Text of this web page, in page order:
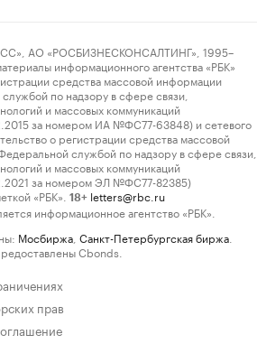
АО «РОСБИЗНЕСКОНСАЛТИНГ», 1995–
информационного агентства «РБК»
средства массовой информации
по надзору в сфере связи,
и массовых коммуникаций
за номером ИА №ФС77-63848) и сетевого
о регистрации средства массовой
службой по надзору в сфере связи,
и массовых коммуникаций
за номером ЭЛ №ФС77-82385)
«РБК».
18+ letters@rbc.ru
информационное агентство «РБК».
Мосбиржа Санкт-Петербургская биржа
Cbonds.
прав